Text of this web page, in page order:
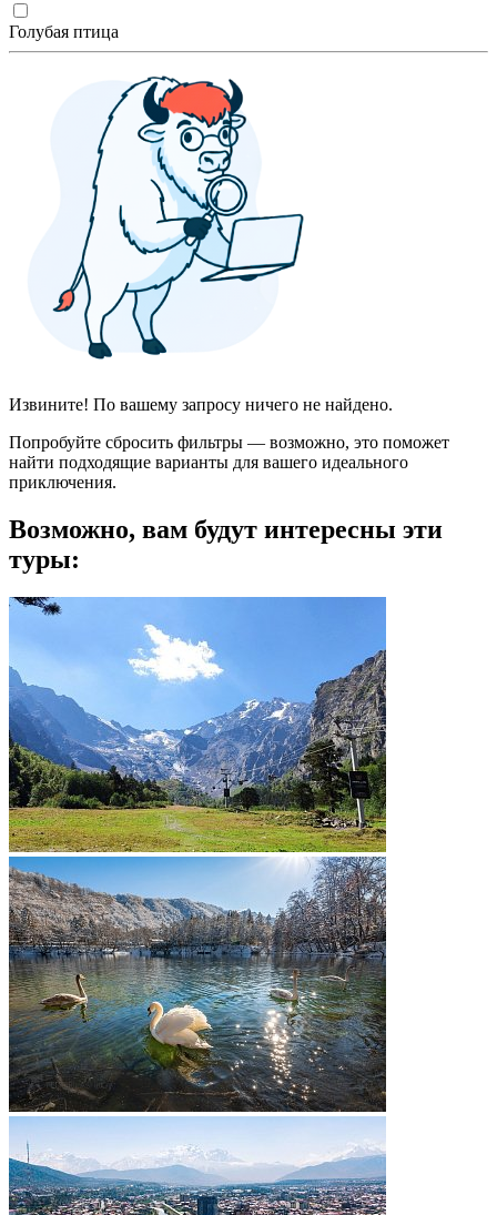
Голубая птица
Извините! По вашему запросу ничего не найдено.
Попробуйте сбросить фильтры — возможно, это поможет
найти подходящие варианты для вашего идеального
приключения.
Возможно, вам будут интересны эти
туры: